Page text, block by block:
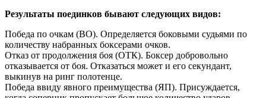
Результаты поединков бывают следующих видов:
Победа по очкам (ВО). Определяется боковыми судьями по
количеству набранных боксерами очков.
Отказ от продолжения боя (ОТК). Боксер добровольно
отказывается от боя. Отказаться может и его секундант,
выкинув на ринг полотенце.
Победа ввиду явного преимущества (ЯП). Присуждается,